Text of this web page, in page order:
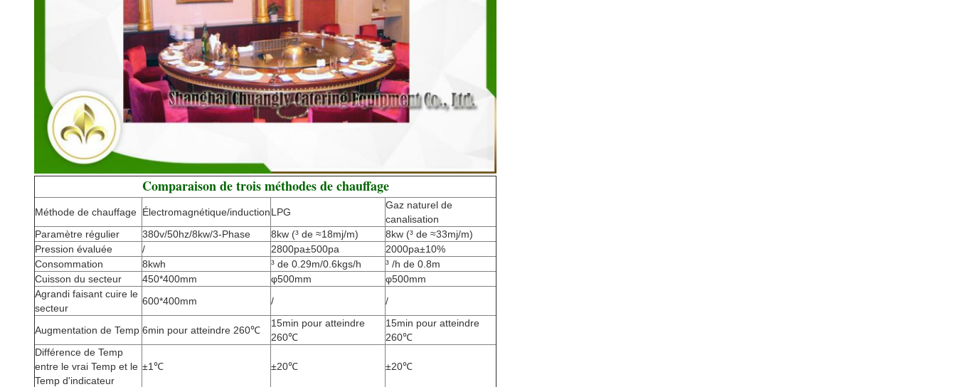
Comparaison de trois méthodes de chauffage
Méthode de chauffage Électromagnétique/inductionLPG
Gaz naturel de
canalisation
Paramètre régulier
380v/50hz/8kw/3-Phase 8kw (³ de ≈18mj/m)
8kw (³ de ≈33mj/m)
Pression évaluée
/ 2800pa±500pa
2000pa±10%
Consommation
8kwh ³ de 0.29m/0.6kgs/h
³ /h de 0.8m
Cuisson du secteur
450*400mm φ500mm
φ500mm
Agrandi faisant cuire le
secteur
600*400mm / /
Augmentation de Temp 6min pour atteindre 260℃
15min pour atteindre
260℃
15min pour atteindre
260℃
Différence de Temp
entre le vrai Temp et le
Temp d'indicateur
±1℃ ±20℃ ±20℃